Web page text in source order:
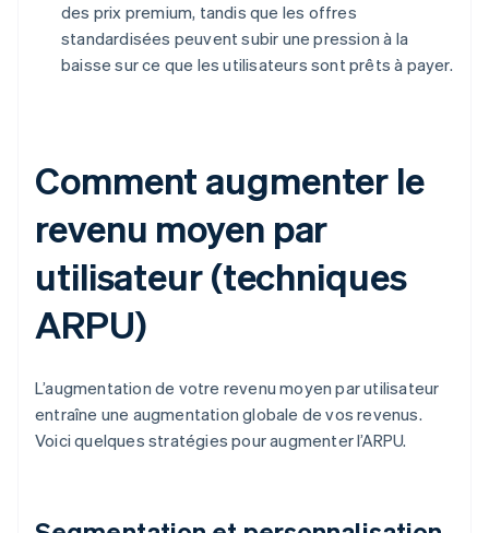
des prix premium, tandis que les offres
standardisées peuvent subir une pression à la
baisse sur ce que les utilisateurs sont prêts à payer.
Comment augmenter le
revenu moyen par
utilisateur (techniques
ARPU)
L’augmentation de votre revenu moyen par utilisateur
entraîne une augmentation globale de vos revenus.
Voici quelques stratégies pour augmenter l’ARPU.